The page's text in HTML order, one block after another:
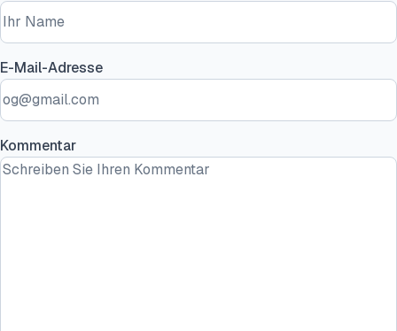
E-Mail-Adresse
Kommentar